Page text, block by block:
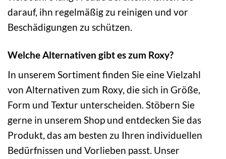
darauf, ihn regelmäßig zu reinigen und vor
Beschädigungen zu schützen.
Welche Alternativen gibt es zum Roxy?
In unserem Sortiment finden Sie eine Vielzahl
von Alternativen zum Roxy, die sich in Größe,
Form und Textur unterscheiden. Stöbern Sie
gerne in unserem Shop und entdecken Sie das
Produkt, das am besten zu Ihren individuellen
Bedürfnissen und Vorlieben passt. Unser